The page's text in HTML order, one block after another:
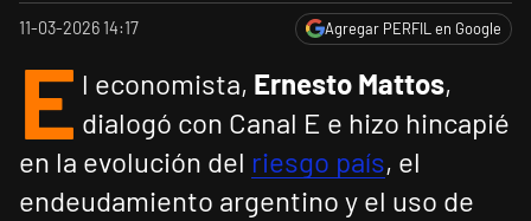
11-03-2026 14:17 Agregar PERFIL en Google
E l economista, Ernesto Mattos,
dialogó con Canal E e hizo hincapié
en la evolución del riesgo país, el
endeudamiento argentino y el uso de